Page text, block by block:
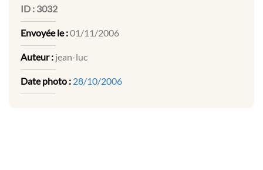
ID : 3032
Envoyée le :01/11/2006
Auteur : jean-luc
Date photo : 28/10/2006